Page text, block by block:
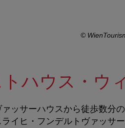
©
ハウス・ウ
ッサーハウスから徒歩数分
イヒ・フンデルトヴァッサ